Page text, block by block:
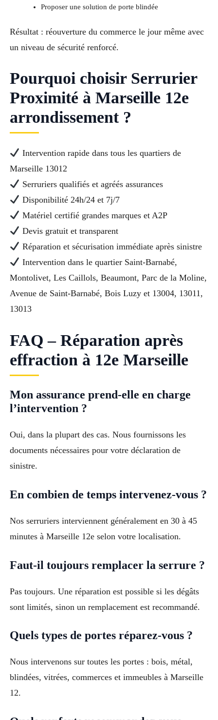
Proposer une solution de porte blindée
Résultat : réouverture du commerce le jour même avec
un niveau de sécurité renforcé.
Pourquoi choisir Serrurier
Proximité à Marseille 12e
arrondissement ?
Intervention rapide dans tous les quartiers de
Marseille 13012
Serruriers qualifiés et agréés assurances
Disponibilité 24h/24 et 7j/7
Matériel certifié grandes marques et A2P
Devis gratuit et transparent
Réparation et sécurisation immédiate après sinistre
Intervention dans le quartier Saint-Barnabé,
Montolivet, Les Caillols, Beaumont, Parc de la Moline,
Avenue de Saint-Barnabé, Bois Luzy et 13004, 13011,
13013
FAQ – Réparation après
effraction à 12e Marseille
Mon assurance prend-elle en charge
l’intervention ?
Oui, dans la plupart des cas. Nous fournissons les
documents nécessaires pour votre déclaration de
sinistre.
En combien de temps intervenez-vous ?
Nos serruriers interviennent généralement en 30 à 45
minutes à Marseille 12e selon votre localisation.
Faut-il toujours remplacer la serrure ?
Pas toujours. Une réparation est possible si les dégâts
sont limités, sinon un remplacement est recommandé.
Quels types de portes réparez-vous ?
Nous intervenons sur toutes les portes : bois, métal,
blindées, vitrées, commerces et immeubles à Marseille
12.